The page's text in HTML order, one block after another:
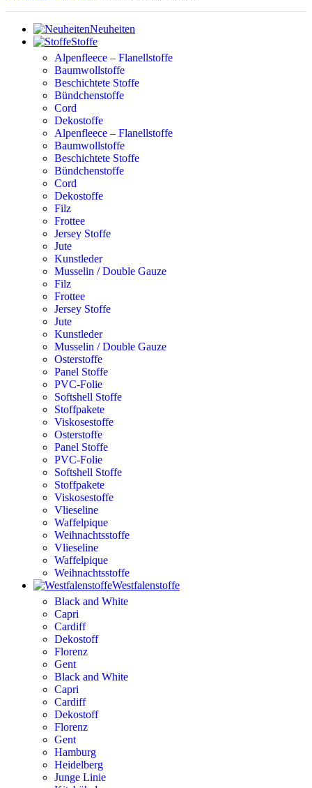
Neuheiten
Stoffe
Alpenfleece – Flanellstoffe
Baumwollstoffe
Beschichtete Stoffe
Bündchenstoffe
Cord
Dekostoffe
Alpenfleece – Flanellstoffe
Baumwollstoffe
Beschichtete Stoffe
Bündchenstoffe
Cord
Dekostoffe
Filz
Frottee
Jersey Stoffe
Jute
Kunstleder
Musselin / Double Gauze
Filz
Frottee
Jersey Stoffe
Jute
Kunstleder
Musselin / Double Gauze
Osterstoffe
Panel Stoffe
PVC-Folie
Softshell Stoffe
Stoffpakete
Viskosestoffe
Osterstoffe
Panel Stoffe
PVC-Folie
Softshell Stoffe
Stoffpakete
Viskosestoffe
Vlieseline
Waffelpique
Weihnachtsstoffe
Vlieseline
Waffelpique
Weihnachtsstoffe
Westfalenstoffe
Black and White
Capri
Cardiff
Dekostoff
Florenz
Gent
Black and White
Capri
Cardiff
Dekostoff
Florenz
Gent
Hamburg
Heidelberg
Junge Linie